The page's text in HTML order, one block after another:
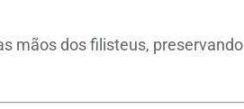
mãos dos filisteus, preservando